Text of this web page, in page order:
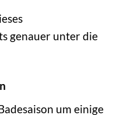
genauer unter die
um einige